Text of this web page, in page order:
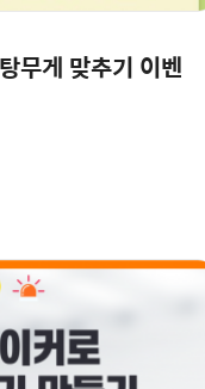
무게 맞추기 이벤